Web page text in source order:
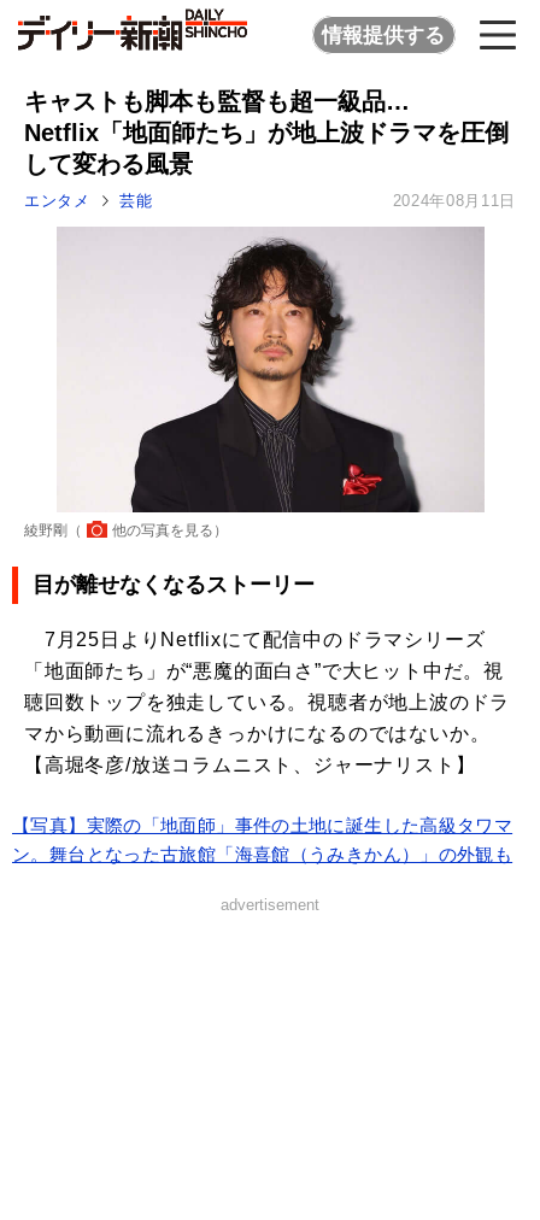
情報提供する
キャストも脚本も監督も超一級品…
Netflix「地面師たち」が地上波ドラマを圧倒
して変わる風景
エンタメ 芸能 2024年08月11日
綾野剛（ 他の写真を見る ）
目が離せなくなるストーリー
7月25日よりNetflixにて配信中のドラマシリーズ
「地面師たち」が“悪魔的面白さ”で大ヒット中だ。視
聴回数トップを独走している。視聴者が地上波のドラ
マから動画に流れるきっかけになるのではないか。
【高堀冬彦/放送コラムニスト、ジャーナリスト】
【写真】実際の「地面師」事件の土地に誕生した高級タワマ
ン。舞台となった古旅館「海喜館（うみきかん）」の外観も
advertisement